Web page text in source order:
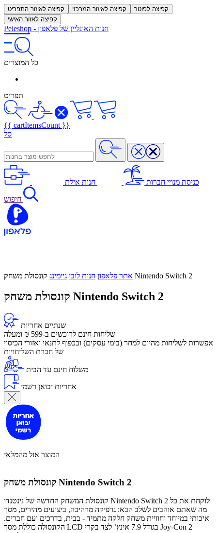
קפיצה לאיזור התפריט קפיצה לאיזור המרכזי
קפיצה לפוטר
קפיצה לאזור האישי
Peleshop - חנות האונליין של פלאפון
כל המוצרים
תפריט
{{ cartItemsCount }}
סל
כניסת מנויי חברות חנות אילת
חיפוש
אתר פלאפון חנות לובי גיימינג קונסולת משחק Nintendo Switch 2
קונסולת משחק Nintendo Switch 2
שנתיים אחריות
שליחות חינם לרוכשים ב-599 ₪ ומעלה
אפשרות לשליחות מהיום למחר (בימי עסקים) ובכפוף לתנאי ואזורי הכיסוי
של חברת השליחויות
משלוח חינם עד הבית
אחריות יבואן רשמי
המוצר אזל מהמלאי
קונסולת משחק Nintendo Switch 2
קונסולת המשחק החדשה של נינטנדו Nintendo Switch 2 לוקחת את כל
מה שאתם אוהבים לשלב הבא: גרפיקה מרהיבה, ביצועים מהירים, מסך
איכותי במיוחד וחוויית משחק חלקה מתמיד - בבית, בדרכים ועם חברים.
הקונסולה כוללת מסך LCD בגודל 7.9 אינץ’ לצד בקרי Joy-Con 2